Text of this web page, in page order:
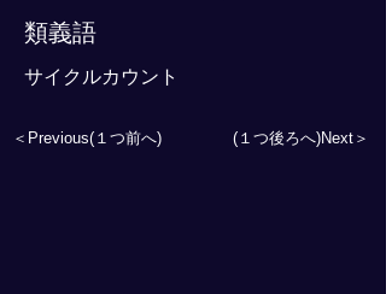
類義語
サイクルカウント
＜Previous(１つ前へ) (１つ後ろへ)Next＞